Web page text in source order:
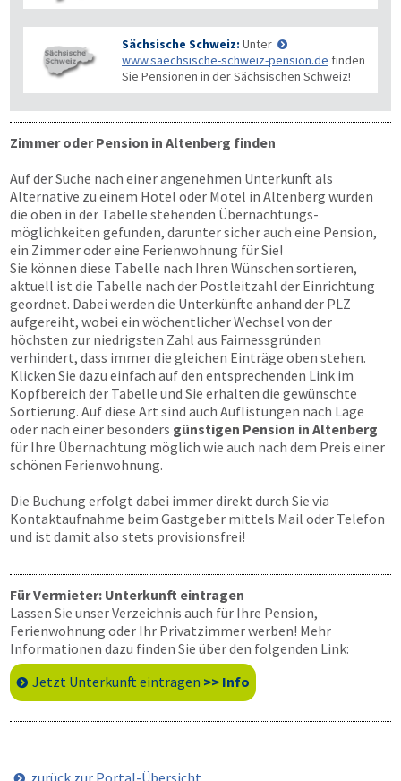
Sächsische Schweiz: Unter
www.saechsische-schweiz-pension.de finden
Sie Pensionen in der Sächsischen Schweiz!
Zimmer oder Pension in Altenberg finden
Auf der Suche nach einer angenehmen Unterkunft als
Alternative zu einem Hotel oder Motel in Altenberg wurden
die oben in der Tabelle stehenden Übernachtungs­
möglichkeiten gefunden, darunter sicher auch eine Pension,
ein Zimmer oder eine Ferienwohnung für Sie!
Sie können diese Tabelle nach Ihren Wünschen sortieren,
aktuell ist die Tabelle nach der Postleitzahl der Einrichtung
geordnet. Dabei werden die Unterkünfte anhand der PLZ
aufgereiht, wobei ein wöchentlicher Wechsel von der
höchsten zur niedrigsten Zahl aus Fairnessgründen
verhindert, dass immer die gleichen Einträge oben stehen.
Klicken Sie dazu einfach auf den entsprechenden Link im
Kopfbereich der Tabelle und Sie erhalten die gewünschte
Sortierung. Auf diese Art sind auch Auflistungen nach Lage
oder nach einer besonders günstigen Pension in Altenberg
für Ihre Übernachtung möglich wie auch nach dem Preis einer
schönen Ferienwohnung.
Die Buchung erfolgt dabei immer direkt durch Sie via
Kontaktaufnahme beim Gastgeber mittels Mail oder Telefon
und ist damit also stets provisionsfrei!
Für Vermieter: Unterkunft eintragen
Lassen Sie unser Verzeichnis auch für Ihre Pension,
Ferienwohnung oder Ihr Privatzimmer werben! Mehr
Informationen dazu finden Sie über den folgenden Link:
Jetzt Unterkunft eintragen >> Info
zurück zur Portal-Übersicht